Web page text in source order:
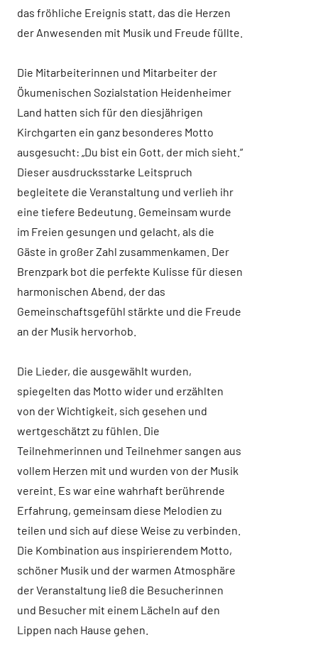
das fröhliche Ereignis statt, das die Herzen
der Anwesenden mit Musik und Freude füllte.
Die Mitarbeiterinnen und Mitarbeiter der
Ökumenischen Sozialstation Heidenheimer
Land hatten sich für den diesjährigen
Kirchgarten ein ganz besonderes Motto
ausgesucht: „Du bist ein Gott, der mich sieht.“
Dieser ausdrucksstarke Leitspruch
begleitete die Veranstaltung und verlieh ihr
eine tiefere Bedeutung. Gemeinsam wurde
im Freien gesungen und gelacht, als die
Gäste in großer Zahl zusammenkamen. Der
Brenzpark bot die perfekte Kulisse für diesen
harmonischen Abend, der das
Gemeinschaftsgefühl stärkte und die Freude
an der Musik hervorhob.
Die Lieder, die ausgewählt wurden,
spiegelten das Motto wider und erzählten
von der Wichtigkeit, sich gesehen und
wertgeschätzt zu fühlen. Die
Teilnehmerinnen und Teilnehmer sangen aus
vollem Herzen mit und wurden von der Musik
vereint. Es war eine wahrhaft berührende
Erfahrung, gemeinsam diese Melodien zu
teilen und sich auf diese Weise zu verbinden.
Die Kombination aus inspirierendem Motto,
schöner Musik und der warmen Atmosphäre
der Veranstaltung ließ die Besucherinnen
und Besucher mit einem Lächeln auf den
Lippen nach Hause gehen.